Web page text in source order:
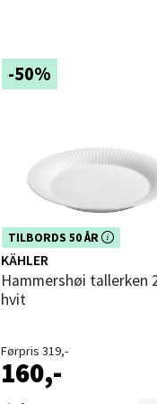
-50%
TILBORDS 50 ÅR
Dette produktet er inkludert i vår
kampanje. Benytt deg av
dag!
KÄHLER
Hammershøi tallerken 22 cm
hvit
Førpris 319,-
160,-
Torget
Åpent
0 i